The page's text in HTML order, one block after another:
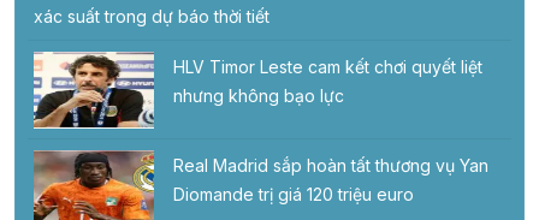
xác suất trong dự báo thời tiết
HLV Timor Leste cam kết chơi quyết liệt
nhưng không bạo lực
Real Madrid sắp hoàn tất thương vụ Yan
Diomande trị giá 120 triệu euro